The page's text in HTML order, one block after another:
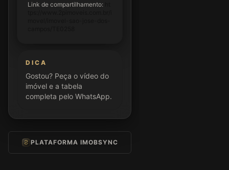
Link de compartilhamento:
DICA
Gostou? Peça o vídeo do
imóvel e a tabela
completa pelo WhatsApp.
PLATAFORMA IMOBSYNC